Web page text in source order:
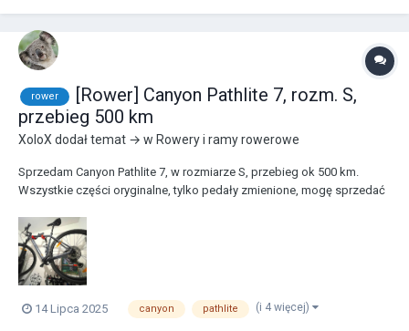
rower
[Rower] Canyon Pathlite 7, rozm. S,
przebieg 500 km
XoloX dodał temat → w Rowery i ramy rowerowe
Sprzedam Canyon Pathlite 7, w rozmiarze S, przebieg ok 500 km.
Wszystkie części oryginalne, tylko pedały zmienione, mogę sprzedać
https://www.olx.pl/d/oferta/najlepszy-lekki-cross-canyon-pathlite-7-
rozmiar-s-przebieg-ok-500...
14 Lipca 2025 canyon pathlite (i 4 więcej)